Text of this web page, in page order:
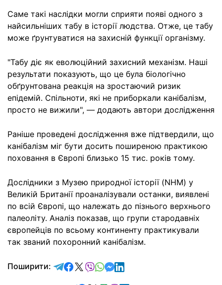
Саме такі наслідки могли сприяти появі одного з
найсильніших табу в історії людства. Отже, це табу
може ґрунтуватися на захисній функції організму.
"Табу діє як еволюційний захисний механізм. Наші
результати показують, що це була біологічно
обґрунтована реакція на зростаючий ризик
епідемій. Спільноти, які не приборкали канібалізм,
просто не вижили", — додають автори дослідження
Раніше проведені дослідження вже підтвердили, що
канібалізм міг бути досить поширеною практикою
поховання в Європі близько 15 тис. років тому.
Дослідники з Музею природної історії (NHM) у
Великій Британії проаналізували останки, виявлені
по всій Європі, що належать до пізнього верхнього
палеоліту. Аналіз показав, що групи стародавніх
європейців по всьому континенту практикували
так званий похоронний канібалізм.
Поширити: відправити у Telegram
поділитись у Facebook
поділитись у X
відправити у Viber
відправити у Whatsapp
відправити у Messenger
відправити у LinkedIn